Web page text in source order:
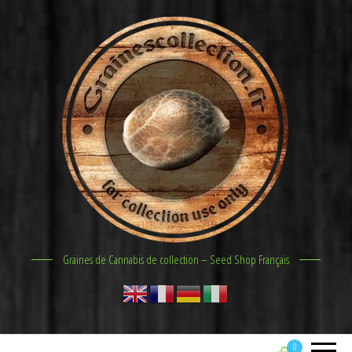
Graines de Cannabis de collection – Seed Shop Français
0